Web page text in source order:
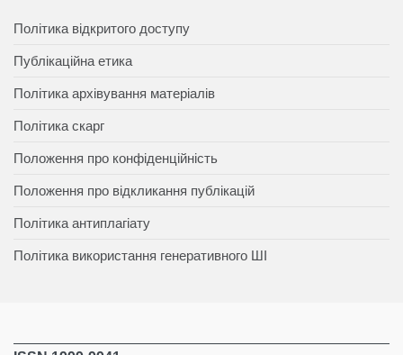
Політика відкритого доступу
Публікаційна етика
Політика архівування матеріалів
Політика скарг
Положення про конфіденційність
Положення про відкликання публікацій
Політика антиплагіату
Політика використання генеративного ШІ